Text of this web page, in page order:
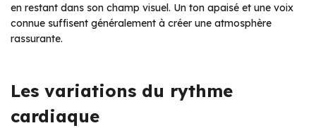
en restant dans son champ visuel. Un ton apaisé et une voix
connue suffisent généralement à créer une atmosphère
rassurante.
Les variations du rythme
cardiaque